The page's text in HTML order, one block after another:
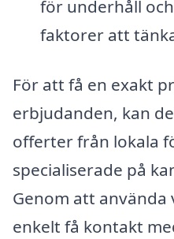
för underhåll
faktorer att
För att få en exakt
erbjudanden, kan
offerter från lokala
specialiserade på
Genom att
enkelt få kontakt